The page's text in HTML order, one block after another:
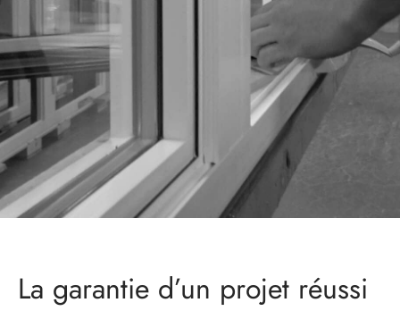
La garantie d’un projet réussi
triple vitrage
pivotantes
coulissantes
va et vient